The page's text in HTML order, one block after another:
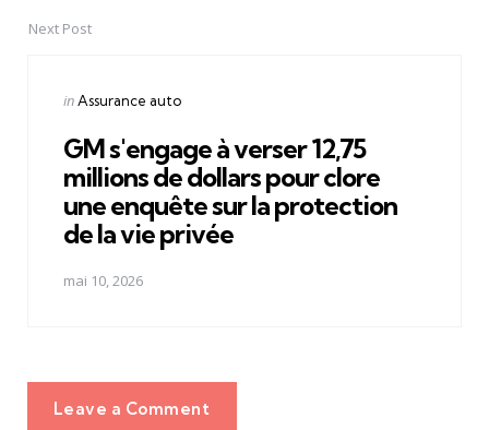
Next Post
Posted
inAssurance auto
GM s'engage à verser 12,75
millions de dollars pour clore
une enquête sur la protection
de la vie privée
mai 10, 2026
Leave a Comment